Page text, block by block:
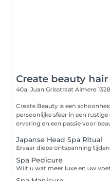
Create beauty
40a, Juan Grisstraat Almere
Create Beauty is een
persoonlijke sfeer in een
ervaring en een passie voor
Japanse Head Spa Ritual
Spa Pedicure